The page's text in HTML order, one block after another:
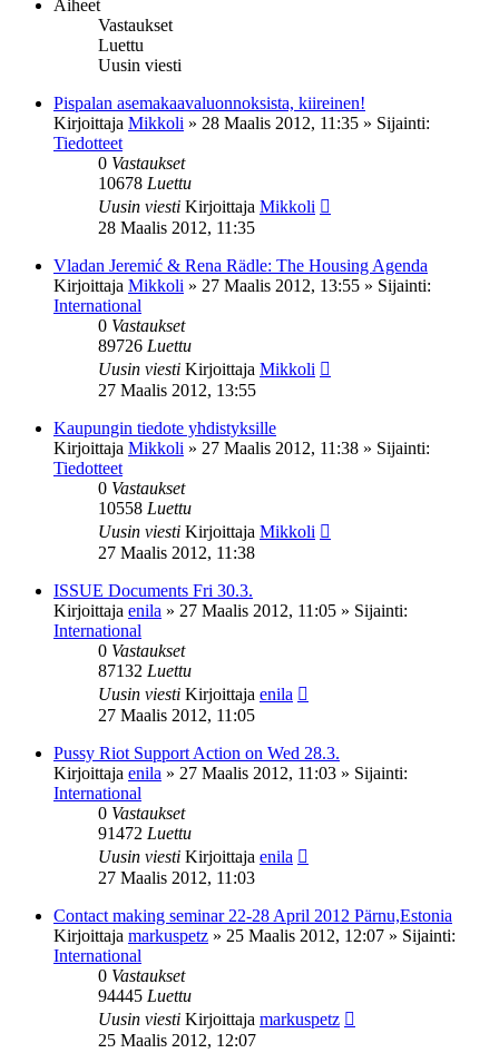
Aiheet
Vastaukset
Luettu
Uusin viesti
Pispalan asemakaavaluonnoksista, kiireinen!
Kirjoittaja Mikkoli » 28 Maalis 2012, 11:35 » Sijainti:
Tiedotteet
0 Vastaukset
10678 Luettu
Uusin viesti Kirjoittaja Mikkoli
28 Maalis 2012, 11:35
Vladan Jeremić & Rena Rädle: The Housing Agenda
Kirjoittaja Mikkoli » 27 Maalis 2012, 13:55 » Sijainti:
International
0 Vastaukset
89726 Luettu
Uusin viesti Kirjoittaja Mikkoli
27 Maalis 2012, 13:55
Kaupungin tiedote yhdistyksille
Kirjoittaja Mikkoli » 27 Maalis 2012, 11:38 » Sijainti:
Tiedotteet
0 Vastaukset
10558 Luettu
Uusin viesti Kirjoittaja Mikkoli
27 Maalis 2012, 11:38
ISSUE Documents Fri 30.3.
Kirjoittaja enila » 27 Maalis 2012, 11:05 » Sijainti:
International
0 Vastaukset
87132 Luettu
Uusin viesti Kirjoittaja enila
27 Maalis 2012, 11:05
Pussy Riot Support Action on Wed 28.3.
Kirjoittaja enila » 27 Maalis 2012, 11:03 » Sijainti:
International
0 Vastaukset
91472 Luettu
Uusin viesti Kirjoittaja enila
27 Maalis 2012, 11:03
Contact making seminar 22-28 April 2012 Pärnu,Estonia
Kirjoittaja markuspetz » 25 Maalis 2012, 12:07 » Sijainti:
International
0 Vastaukset
94445 Luettu
Uusin viesti Kirjoittaja markuspetz
25 Maalis 2012, 12:07